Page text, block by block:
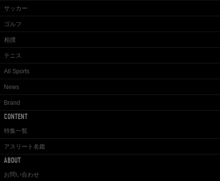
サッカー
ゴルフ
相撲
テニス
All Sports
News
Brand
CONTENT
特集一覧
アスリート名鑑
ABOUT
お問い合わせ